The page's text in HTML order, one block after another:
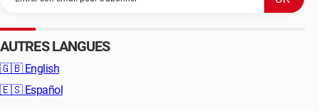
AUTRES LANGUES
🇬🇧 English
🇪🇸 Español